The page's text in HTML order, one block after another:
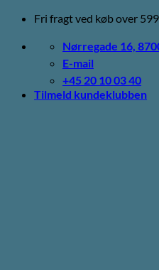
Fortsæt
indhold
Fri fragt ved køb over
Nørregade 16,
E-mail
+45 20 10 03 40
Tilmeld kundeklubben